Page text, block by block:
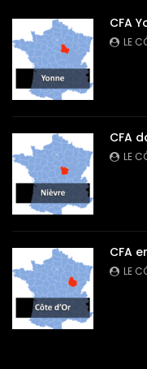
CFA
LE
CFA
LE
CFA
LE